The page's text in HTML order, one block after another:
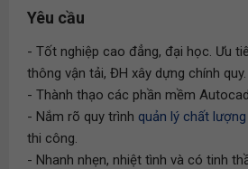
Yêu cầu
- Tốt nghiệp cao đẳng, đại học. Ưu
thông vận tải, ĐH xây dựng chính quy.
- Thành thạo các phần mềm
- Nắm rõ quy trình quản lý chất lượng
thi công.
- Nhanh nhẹn, nhiệt tình và có tinh